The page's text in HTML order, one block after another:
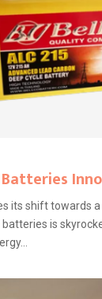
its shift towards
is